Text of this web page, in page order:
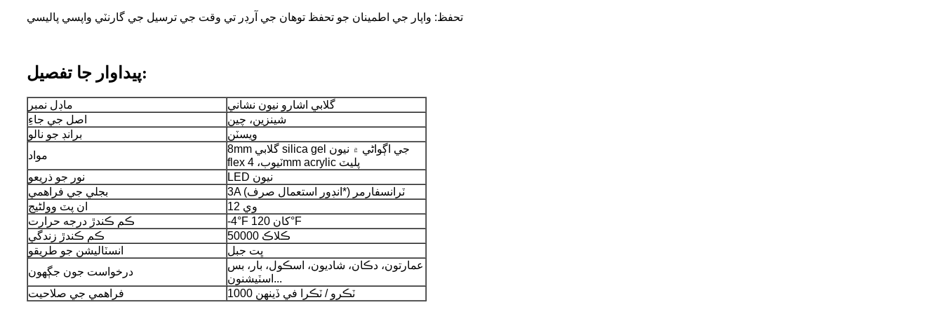
تحفظ: واپار جي اطمينان جو تحفظ توهان جي آرڊر تي وقت جي ترسيل جي گارنٽي واپسي پاليسي
پيداوار جا تفصيل:
ماڊل نمبر
گلابي اشارو نيون نشاني
اصل جي جاءِ
شينزين، چين
برانڊ جو نالو
ويسٽن
مواد
8mm گلابي silica gel جي اڳواڻي ۾ نيون
flex ٽيوب، 4mm acrylic پليٽ
نور جو ذريعو
LED نيون
بجلي جي فراهمي
3A ٽرانسفارمر (*انڊور استعمال صرف)
ان پٽ وولٹیج
12 وي
ڪم ڪندڙ درجه حرارت
-4°F کان 120°F
ڪم ڪندڙ زندگي
50000 ڪلاڪ
انسٽاليشن جو طريقو
ڀت جبل
درخواست جون جڳھون
عمارتون، دڪان، شاديون، اسڪول، بار، بس
اسٽيشنون...
فراهمي جي صلاحيت
1000 ٽڪرو / ٽڪرا في ڏينهن